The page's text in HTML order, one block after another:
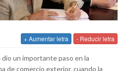
+ Aumentar letra - Reducir letra
un importante paso en la
de comercio exterior, cuando la